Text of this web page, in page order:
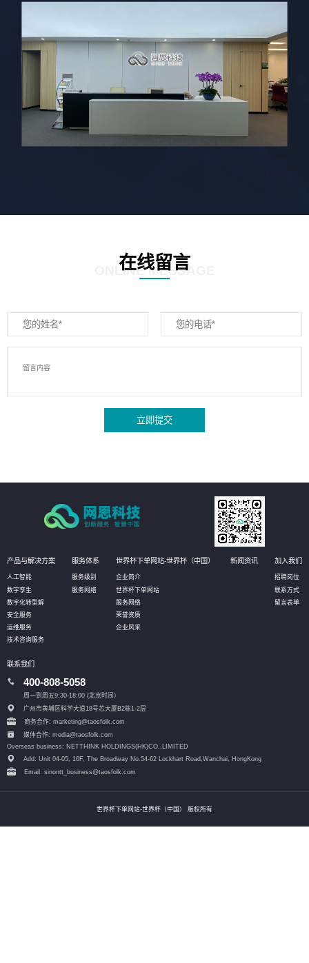
在线留言
ONLINE MESSAGE
立即提交
产品与解决方案
人工智能
数字孪生
数字化转型解
安全服务
运维服务
技术咨询服务
服务体系
服务级别
服务网络
世界杯下单网站-世界杯（中国）
企业简介
世界杯下单网站
服务网络
荣誉资质
企业风采
新闻资讯 加入我们
招聘岗位
联系方式
留言表单
联系我们
400-808-5058
周一到周五9:30-18:00 (北京时间）
广州市黄埔区科学大道18号芯大厦B2栋1-2层
商务合作: marketing@taosfolk.com
媒体合作: media@taosfolk.com
Overseas business: NETTHINK HOLDINGS(HK)CO.,LIMITED
Add: Unit 04-05, 16F, The Broadway No.54-62 Lockhart Road, Wanchai, HongKong
Email: sinontt_business@taosfolk.com
世界杯下单网站-世界杯（中国） 版权所有